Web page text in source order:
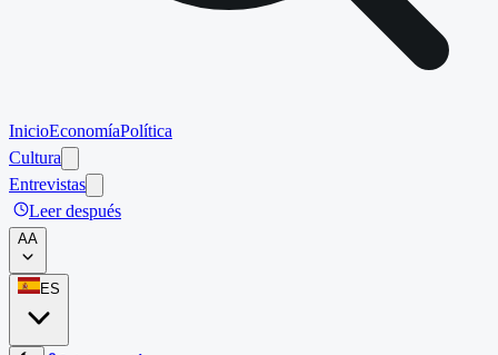
InicioEconomíaPolítica
Cultura
Entrevistas
Leer después
AA
ES